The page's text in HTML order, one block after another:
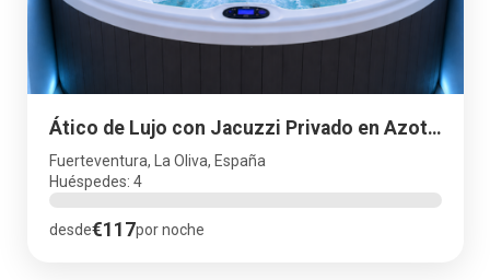
Ático de Lujo con Jacuzzi Privado en Azotea Vistas
Fuerteventura, La Oliva, España
Huéspedes: 4
desde€117por noche